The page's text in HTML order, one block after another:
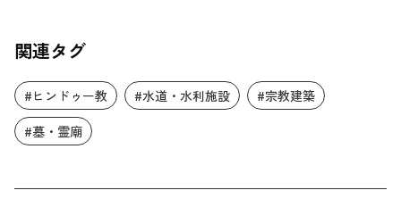
関連タグ
#ヒンドゥー教 #水道・水利施設
#宗教建築
#墓・霊廟